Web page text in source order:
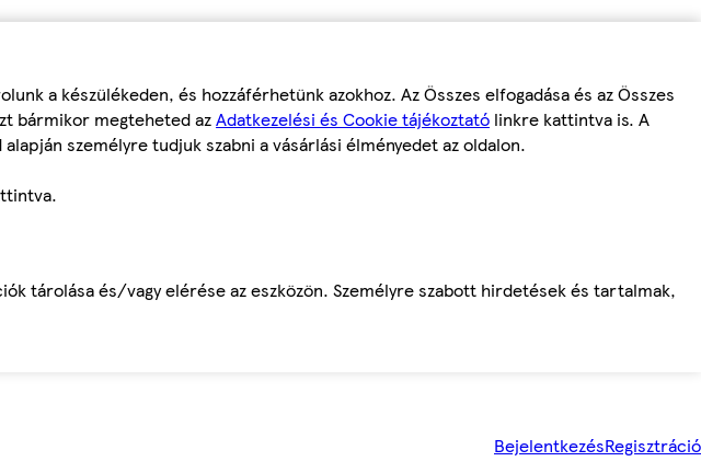
a készülékeden, és hozzáférhetünk azokhoz. Az Összes elfogadása és az Összes
bármikor megteheted azAdatkezelési és Cookie tájékoztató linkre kattintva is. A
személyre tudjuk szabni a vásárlási élményedet az oldalon.
tárolása és/vagy elérése az eszközön. Személyre szabott hirdetések és tartalmak,
BejelentkezésRegisztráció